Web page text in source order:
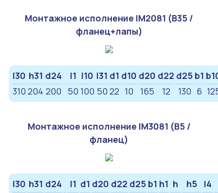
Монтажное исполнение IM2081 (B35 /
фланец+лапы)
l30 h31 d24 l1 l10 l31 d1 d10 d20 d22 d25 b1
310 204 200 50 100 50 22 10 165 12 130 6
Монтажное исполнение IM3081 (B5 /
фланец)
l30 h31 d24 l1 d1 d20 d22 d25 b1 h1 h h5
l4